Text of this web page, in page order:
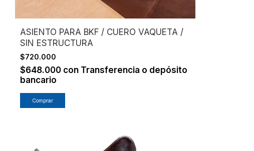
ASIENTO PARA BKF / CUERO VAQUETA /
SIN ESTRUCTURA
$720.000
$648.000 con Transferencia o depósito
bancario
Comprar